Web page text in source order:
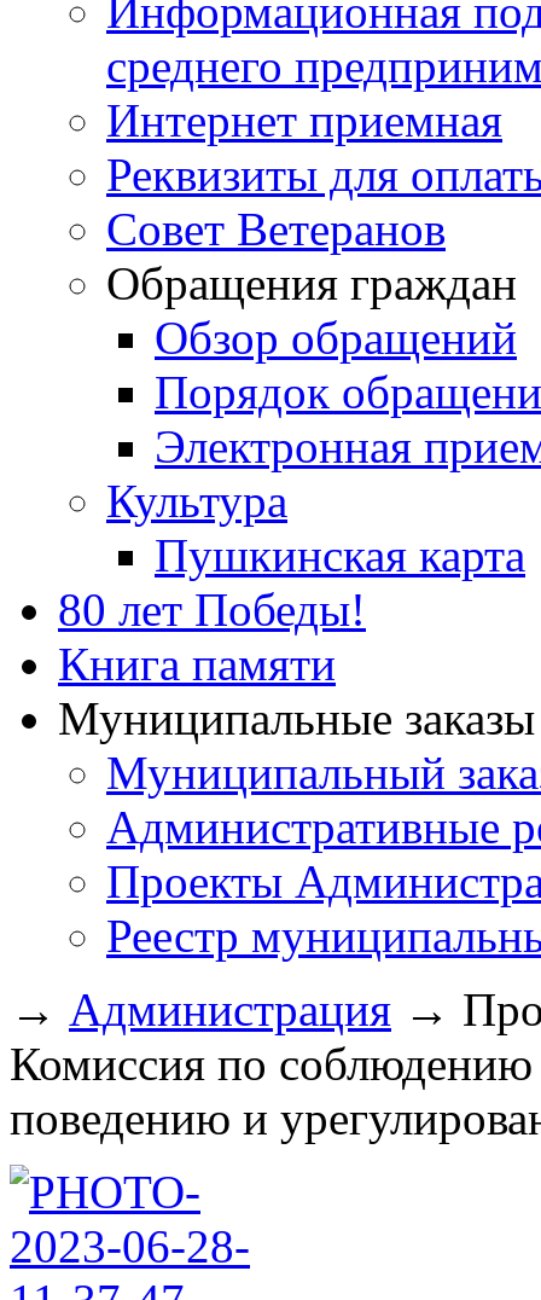
Информационная
среднего
Интернет приемная
Реквизиты для
Совет Ветеранов
Обращения граждан
Обзор обращений
Порядок
Электронная
Культура
Пушкинская карта
80 лет Победы!
Книга памяти
Муниципальные
Муниципальный
Административные
Проекты
Реестр
→ Администрация →
Комиссия по
поведению и